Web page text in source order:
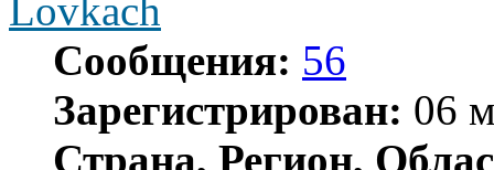
Lovkach
Сообщения: 56
Зарегистрирован: 06
Страна, Регион,